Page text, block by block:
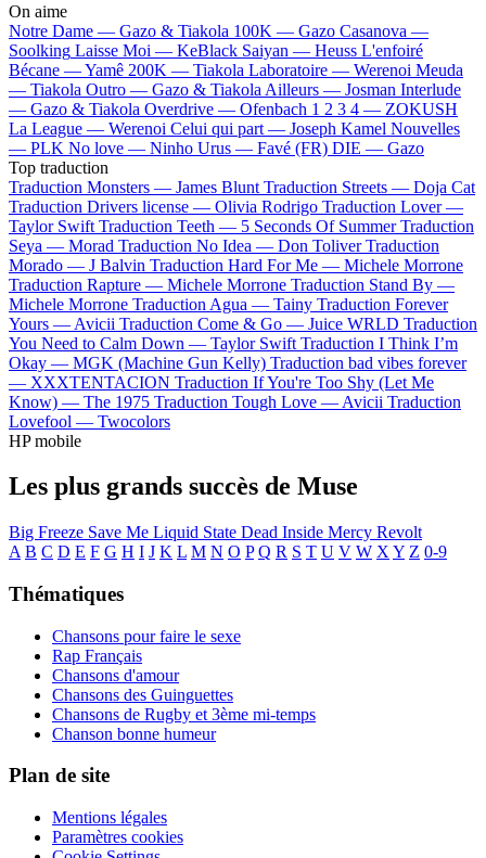
On aime
Notre Dame — Gazo & Tiakola 100K — Gazo Casanova —
Soolking Laisse Moi — KeBlack Saiyan — Heuss L'enfoiré
Bécane —Yamê 200K — Tiakola Laboratoire — Werenoi Meuda
— Tiakola Outro — Gazo & Tiakola Ailleurs — Josman Interlude
— Gazo & Tiakola Overdrive — Ofenbach 1 2 3 4 — ZOKUSH
La League — Werenoi Celui qui part — Joseph Kamel Nouvelles
— PLK No love — Ninho Urus — Favé (FR) DIE — Gazo
Top traduction
Traduction Monsters — James Blunt Traduction Streets — Doja Cat
Traduction Drivers license — Olivia Rodrigo Traduction Lover —
Taylor Swift Traduction Teeth — 5 Seconds Of Summer Traduction
Seya — Morad Traduction No Idea — Don Toliver Traduction
Morado — J Balvin Traduction Hard For Me — Michele Morrone
Traduction Rapture — Michele Morrone Traduction Stand By —
Michele Morrone Traduction Agua — Tainy Traduction Forever
Yours — Avicii Traduction Come & Go — Juice WRLD Traduction
You Need to Calm Down — Taylor Swift Traduction I Think I’m
Okay — MGK (Machine Gun Kelly) Traduction bad vibes forever
— XXXTENTACION Traduction If You're Too Shy (Let Me
Know) — The 1975 Traduction Tough Love — Avicii Traduction
Lovefool — Twocolors
HP mobile
Les plus grands succès de Muse
Big Freeze Save Me Liquid State Dead Inside Mercy Revolt
A B C D E F G H I J K L M N O P Q R S T U V W X Y Z 0-9
Thématiques
Chansons pour faire le sexe
Rap Français
Chansons d'amour
Chansons des Guinguettes
Chansons de Rugby et 3ème mi-temps
Chanson bonne humeur
Plan de site
Mentions légales
Paramètres cookies